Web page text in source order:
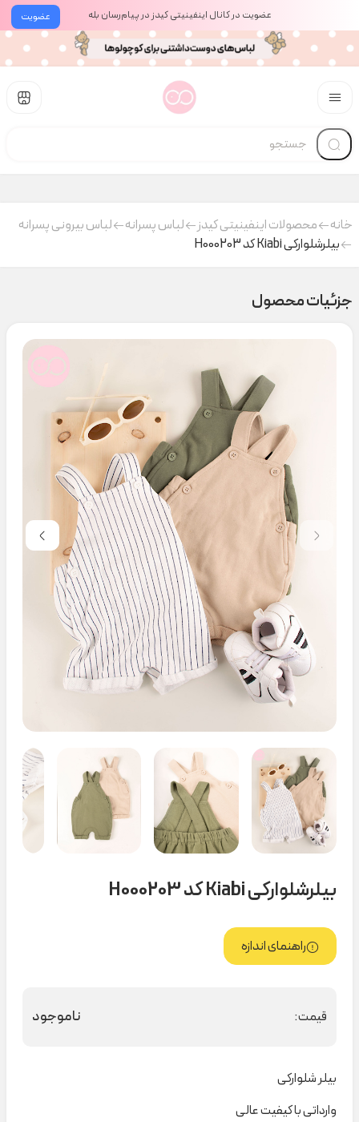
عضویت عضویت در کانال اینفینیتی کیدز در پیام‌رسان بله
خانه محصولات اینفینیتی کیدز لباس پسرانه
لباس بیرونی پسرانه
بیلرشلوارکی Kiabi کد H000203
جزئیات محصول
بیلرشلوارکی Kiabi کد H000203
راهنمای اندازه
قیمت: ناموجود
بیلر شلوارکی
وارداتی با کیفیت عالی